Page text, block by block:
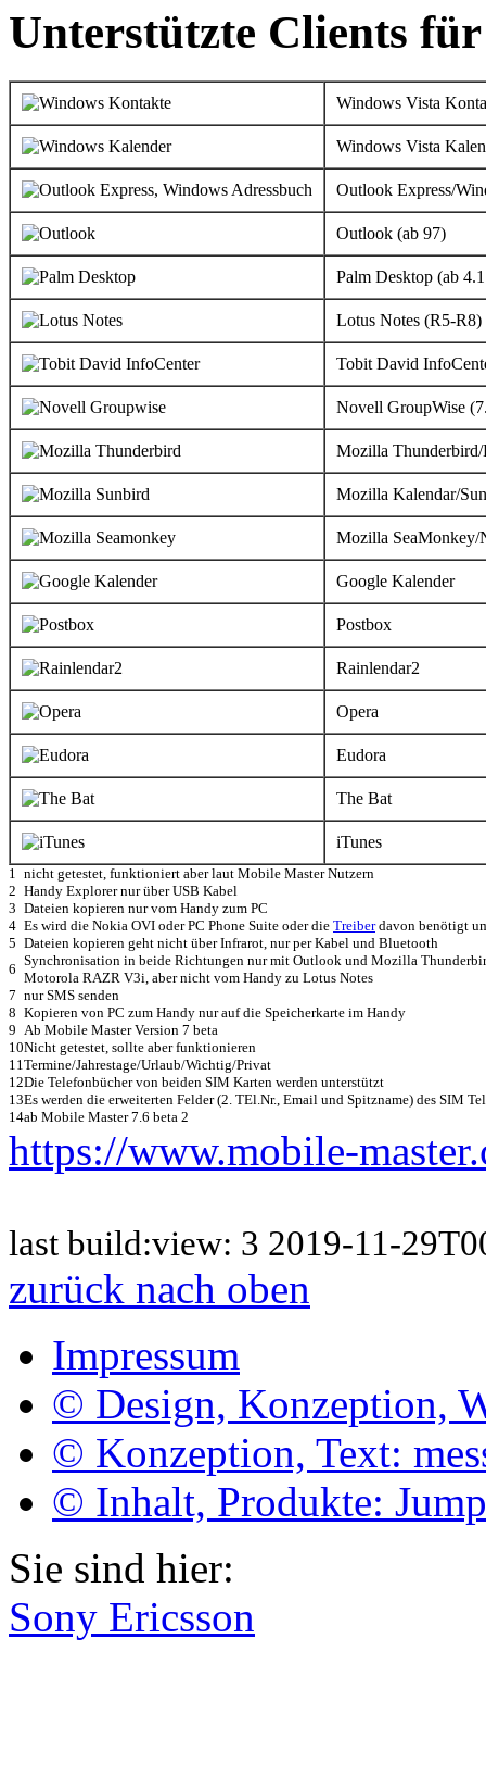
Unterstützte Clients
Windows Vista
Windows Vista
Outlook Express/
Outlook (ab 97)
Palm Desktop (ab
Lotus Notes (R5-R8)
Tobit David
Novell GroupWise
Mozilla
Mozilla Kalendar/
Mozilla SeaMonkey/
Google Kalender
Postbox
Rainlendar2
Opera
Eudora
The Bat
iTunes
1
nicht getestet, funktioniert aber laut Mobile Master Nutzern
2 Handy Explorer nur über USB Kabel
3 Dateien kopieren nur vom Handy zum PC
4 Es wird die Nokia OVI oder PC Phone Suite oder die Treiberdavon benötigt
5 Dateien kopieren geht nicht über Infrarot, nur per Kabel und Bluetooth
6
Synchronisation in beide Richtungen nur mit Outlook und Mozilla
Motorola RAZR V3i, aber nicht vom Handy zu Lotus Notes
7 nur SMS senden
8 Kopieren von PC zum Handy nur auf die Speicherkarte im Handy
9 Ab Mobile Master Version 7 beta
10Nicht getestet, sollte aber funktionieren
11 Termine/Jahrestage/Urlaub/Wichtig/Privat
12Die Telefonbücher von beiden SIM Karten werden unterstützt
13Es werden die erweiterten Felder (2. TEl.Nr., Email und Spitzname) des SIM
14ab Mobile Master 7.6 beta 2
https://www.mobile-
last build:view: 3 2019-11-
zurück nach oben
Impressum
© Design, Konzeption,
© Konzeption, Text:
© Inhalt, Produkte:
Sie sind hier:
Sony Ericsson